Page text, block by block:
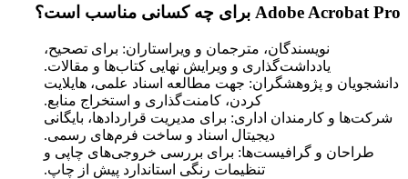
Adobe Acrobat Pro برای چه کسانی مناسب است؟
نویسندگان، مترجمان و ویراستاران: برای تصحیح،
یادداشت‌گذاری و ویرایش نهایی کتاب‌ها و مقالات.
دانشجویان و پژوهشگران: جهت مطالعه اسناد علمی، هایلایت
کردن، کامنت‌گذاری و استخراج منابع.
شرکت‌ها و کارمندان اداری: برای مدیریت قراردادها، بایگانی
دیجیتال اسناد و ساخت فرم‌های رسمی.
طراحان و گرافیست‌ها: برای بررسی خروجی‌های چاپی و
تنظیمات رنگی استاندارد پیش از چاپ.